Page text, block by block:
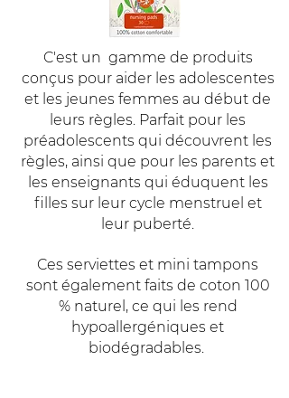
C'est un gamme de produits
conçus pour aider les adolescentes
et les jeunes femmes au début de
leurs règles. Parfait pour les
préadolescents qui découvrent les
règles, ainsi que pour les parents et
les enseignants qui éduquent les
filles sur leur cycle menstruel et
leur puberté.
Ces serviettes et mini tampons
sont également faits de coton 100
% naturel, ce qui les rend
hypoallergéniques et
biodégradables.